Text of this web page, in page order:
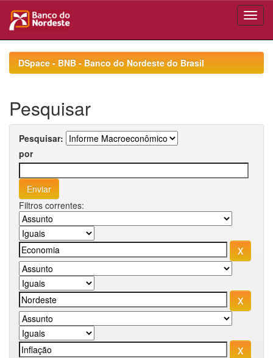
navigationDSpace - BNB - Banco do Nordeste do Brasil
Pesquisar
Pesquisar:
por
Filtros correntes: